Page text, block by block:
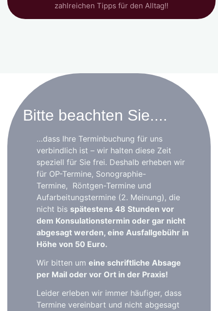
zahlreichen Tipps für den Alltag!!
Bitte beachten Sie....
…dass Ihre Terminbuchung für uns
verbindlich ist – wir halten diese Zeit
speziell für Sie frei. Deshalb erheben wir
für OP-Termine, Sonographie-
Termine, Röntgen-Termine und
Aufarbeitungstermine (2. Meinung), die
nicht bis spätestens 48 Stunden vor
dem Konsulationstermin oder gar nicht
abgesagt werden, eine Ausfallgebühr in
Höhe von 50 Euro.
Wir bitten um eine schriftliche Absage
per Mail oder vor Ort in der Praxis!
Leider erleben wir immer häufiger, dass
Termine vereinbart und nicht abgesagt